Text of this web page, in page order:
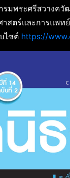
มพระศรีสวางค
าสตร์และการแพ
ไซต์ https://